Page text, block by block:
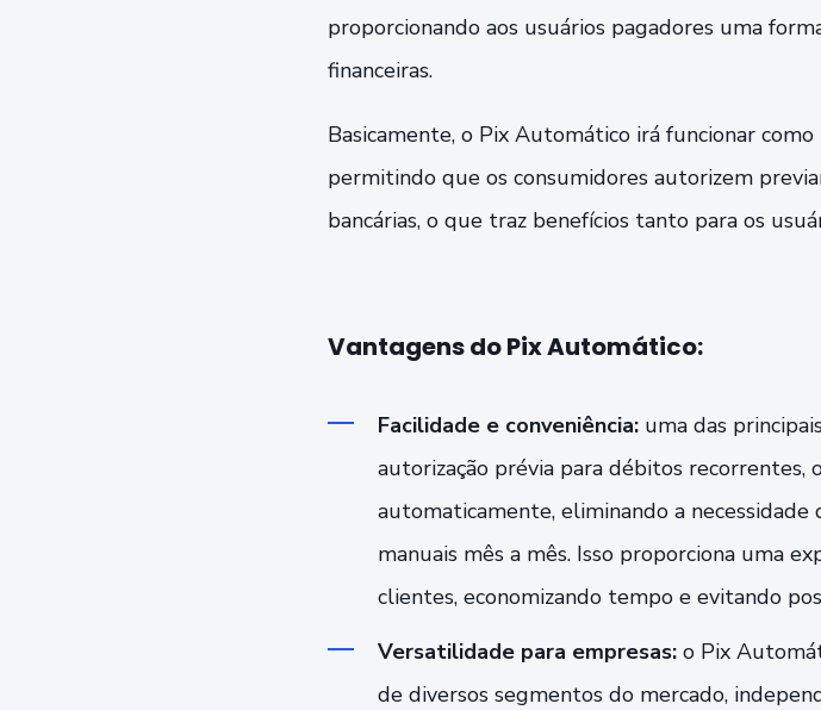
proporcionando aos usuários pagadores uma
financeiras.
Basicamente, o Pix Automático irá funcionar
permitindo que os consumidores autorizem
bancárias, o que traz benefícios tanto para os
Vantagens do Pix Automático:
Facilidade e conveniência:uma das
autorização prévia para débitos recorrentes,
automaticamente, eliminando a
manuais mês a mês. Isso proporciona uma
clientes, economizando tempo e evitando
Versatilidade para empresas:o Pix
de diversos segmentos do mercado,